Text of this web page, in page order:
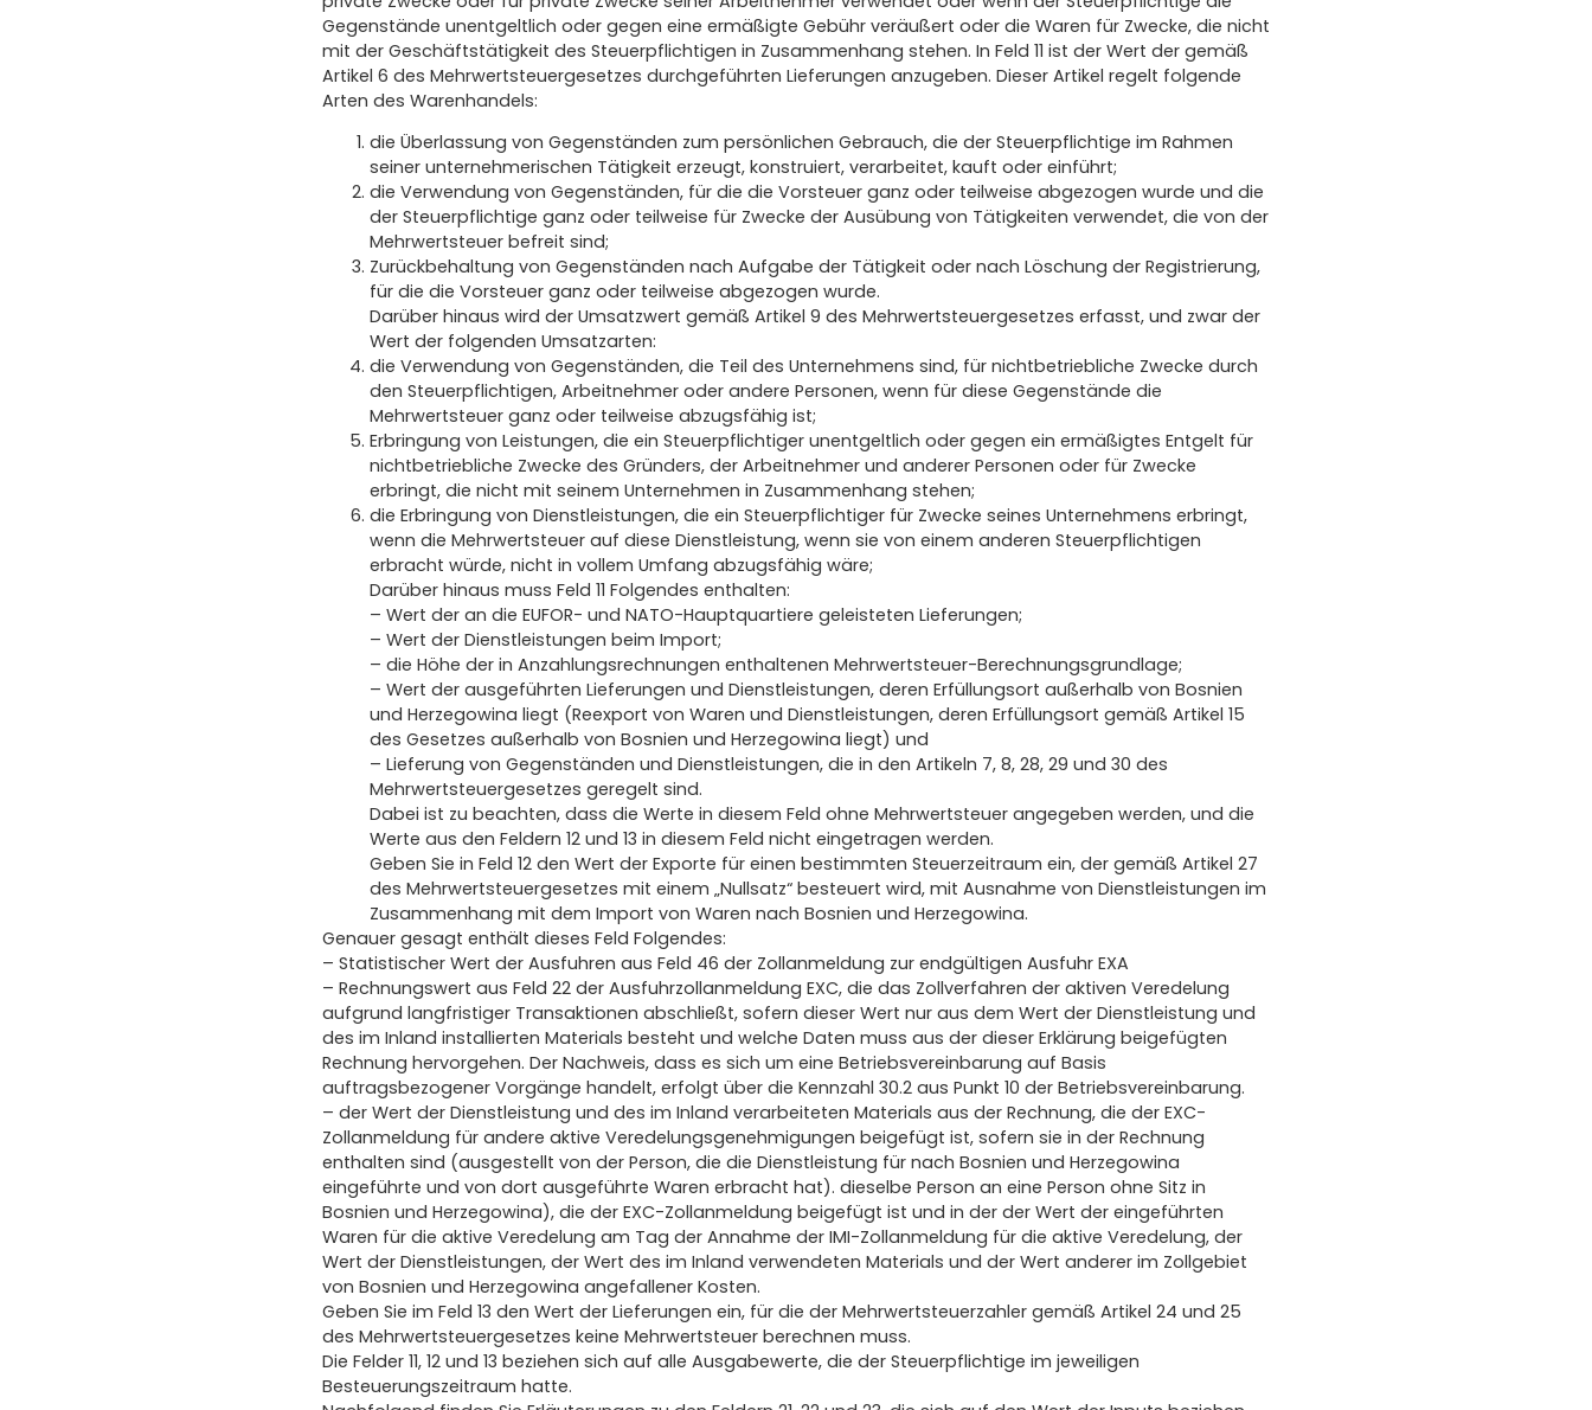
Gegenstände unentgeltlich oder gegen eine ermäßigte Gebühr veräußert oder die Waren für Zwecke, die nicht
mit der Geschäftstätigkeit des Steuerpflichtigen in Zusammenhang stehen. In Feld 11 ist der Wert der gemäß
Artikel 6 des Mehrwertsteuergesetzes durchgeführten Lieferungen anzugeben. Dieser Artikel regelt folgende
Arten des Warenhandels:
die Überlassung von Gegenständen zum persönlichen Gebrauch, die der Steuerpflichtige im Rahmen
seiner unternehmerischen Tätigkeit erzeugt, konstruiert, verarbeitet, kauft oder einführt;
die Verwendung von Gegenständen, für die die Vorsteuer ganz oder teilweise abgezogen wurde und die
der Steuerpflichtige ganz oder teilweise für Zwecke der Ausübung von Tätigkeiten verwendet, die von der
Mehrwertsteuer befreit sind;
Zurückbehaltung von Gegenständen nach Aufgabe der Tätigkeit oder nach Löschung der Registrierung,
für die die Vorsteuer ganz oder teilweise abgezogen wurde.
Darüber hinaus wird der Umsatzwert gemäß Artikel 9 des Mehrwertsteuergesetzes erfasst, und zwar der
Wert der folgenden Umsatzarten:
die Verwendung von Gegenständen, die Teil des Unternehmens sind, für nichtbetriebliche Zwecke durch
den Steuerpflichtigen, Arbeitnehmer oder andere Personen, wenn für diese Gegenstände die
Mehrwertsteuer ganz oder teilweise abzugsfähig ist;
Erbringung von Leistungen, die ein Steuerpflichtiger unentgeltlich oder gegen ein ermäßigtes Entgelt für
nichtbetriebliche Zwecke des Gründers, der Arbeitnehmer und anderer Personen oder für Zwecke
erbringt, die nicht mit seinem Unternehmen in Zusammenhang stehen;
die Erbringung von Dienstleistungen, die ein Steuerpflichtiger für Zwecke seines Unternehmens erbringt,
wenn die Mehrwertsteuer auf diese Dienstleistung, wenn sie von einem anderen Steuerpflichtigen
erbracht würde, nicht in vollem Umfang abzugsfähig wäre;
Darüber hinaus muss Feld 11 Folgendes enthalten:
– Wert der an die EUFOR- und NATO-Hauptquartiere geleisteten Lieferungen;
– Wert der Dienstleistungen beim Import;
– die Höhe der in Anzahlungsrechnungen enthaltenen Mehrwertsteuer-Berechnungsgrundlage;
– Wert der ausgeführten Lieferungen und Dienstleistungen, deren Erfüllungsort außerhalb von Bosnien
und Herzegowina liegt (Reexport von Waren und Dienstleistungen, deren Erfüllungsort gemäß Artikel 15
des Gesetzes außerhalb von Bosnien und Herzegowina liegt) und
– Lieferung von Gegenständen und Dienstleistungen, die in den Artikeln 7, 8, 28, 29 und 30 des
Mehrwertsteuergesetzes geregelt sind.
Dabei ist zu beachten, dass die Werte in diesem Feld ohne Mehrwertsteuer angegeben werden, und die
Werte aus den Feldern 12 und 13 in diesem Feld nicht eingetragen werden.
Geben Sie in Feld 12 den Wert der Exporte für einen bestimmten Steuerzeitraum ein, der gemäß Artikel 27
des Mehrwertsteuergesetzes mit einem „Nullsatz“ besteuert wird, mit Ausnahme von Dienstleistungen im
Zusammenhang mit dem Import von Waren nach Bosnien und Herzegowina.
Genauer gesagt enthält dieses Feld Folgendes:
– Statistischer Wert der Ausfuhren aus Feld 46 der Zollanmeldung zur endgültigen Ausfuhr EXA
– Rechnungswert aus Feld 22 der Ausfuhrzollanmeldung EXC, die das Zollverfahren der aktiven Veredelung
aufgrund langfristiger Transaktionen abschließt, sofern dieser Wert nur aus dem Wert der Dienstleistung und
des im Inland installierten Materials besteht und welche Daten muss aus der dieser Erklärung beigefügten
Rechnung hervorgehen. Der Nachweis, dass es sich um eine Betriebsvereinbarung auf Basis
auftragsbezogener Vorgänge handelt, erfolgt über die Kennzahl 30.2 aus Punkt 10 der Betriebsvereinbarung.
– der Wert der Dienstleistung und des im Inland verarbeiteten Materials aus der Rechnung, die der EXC-
Zollanmeldung für andere aktive Veredelungsgenehmigungen beigefügt ist, sofern sie in der Rechnung
enthalten sind (ausgestellt von der Person, die die Dienstleistung für nach Bosnien und Herzegowina
eingeführte und von dort ausgeführte Waren erbracht hat). dieselbe Person an eine Person ohne Sitz in
Bosnien und Herzegowina), die der EXC-Zollanmeldung beigefügt ist und in der der Wert der eingeführten
Waren für die aktive Veredelung am Tag der Annahme der IMI-Zollanmeldung für die aktive Veredelung, der
Wert der Dienstleistungen, der Wert des im Inland verwendeten Materials und der Wert anderer im Zollgebiet
von Bosnien und Herzegowina angefallener Kosten.
Geben Sie im Feld 13 den Wert der Lieferungen ein, für die der Mehrwertsteuerzahler gemäß Artikel 24 und 25
des Mehrwertsteuergesetzes keine Mehrwertsteuer berechnen muss.
Die Felder 11, 12 und 13 beziehen sich auf alle Ausgabewerte, die der Steuerpflichtige im jeweiligen
Besteuerungszeitraum hatte.